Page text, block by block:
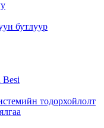
бутлуур
Besi
тодорхойлолт